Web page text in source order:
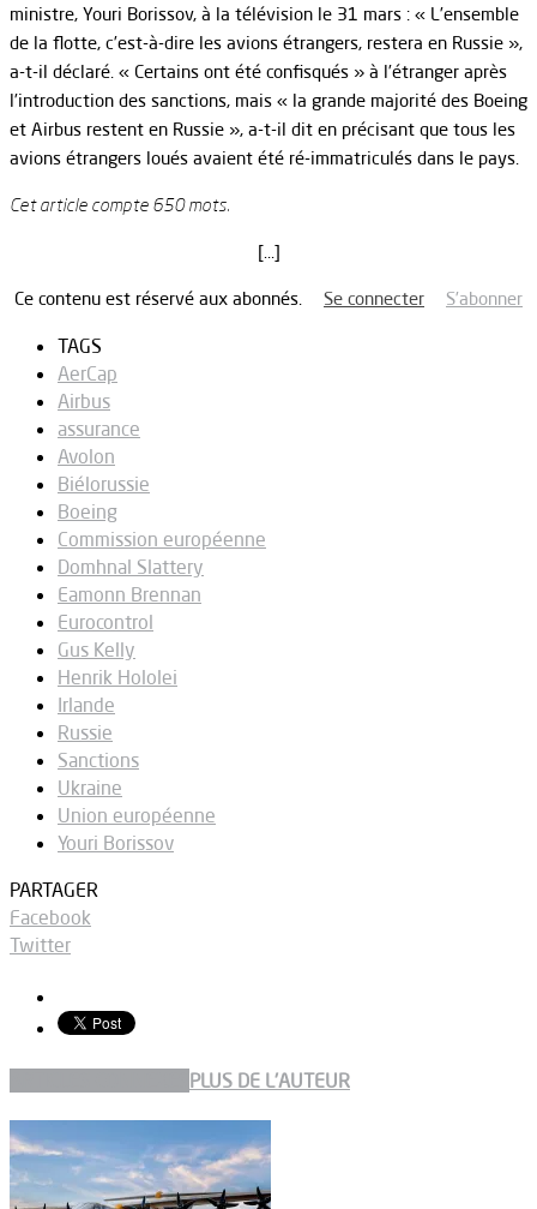
ministre, Youri Borissov, à la télévision le 31 mars : « L’ensemble
de la flotte, c’est-à-dire les avions étrangers, restera en Russie »,
a-t-il déclaré. « Certains ont été confisqués » à l’étranger après
l’introduction des sanctions, mais « la grande majorité des Boeing
et Airbus restent en Russie », a-t-il dit en précisant que tous les
avions étrangers loués avaient été ré-immatriculés dans le pays.
Cet article compte 650 mots.
[…]
Ce contenu est réservé aux abonnés. Se connecter S’abonner
TAGS
AerCap
Airbus
assurance
Avolon
Biélorussie
Boeing
Commission européenne
Domhnal Slattery
Eamonn Brennan
Eurocontrol
Gus Kelly
Henrik Hololei
Irlande
Russie
Sanctions
Ukraine
Union européenne
Youri Borissov
PARTAGER
Facebook
Twitter
PLUS DE L'AUTEUR